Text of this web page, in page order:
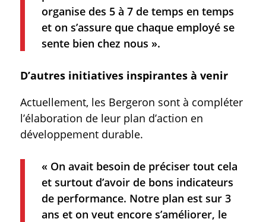
organise des 5 à 7 de temps en temps
et on s’assure que chaque employé se
sente bien chez nous ».
D’autres initiatives inspirantes à venir
Actuellement, les Bergeron sont à compléter
l’élaboration de leur plan d’action en
développement durable.
« On avait besoin de préciser tout cela
et surtout d’avoir de bons indicateurs
de performance. Notre plan est sur 3
ans et on veut encore s’améliorer, le